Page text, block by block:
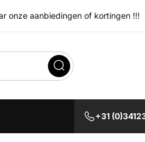
onze aanbiedingen of kortingen !!!
+31